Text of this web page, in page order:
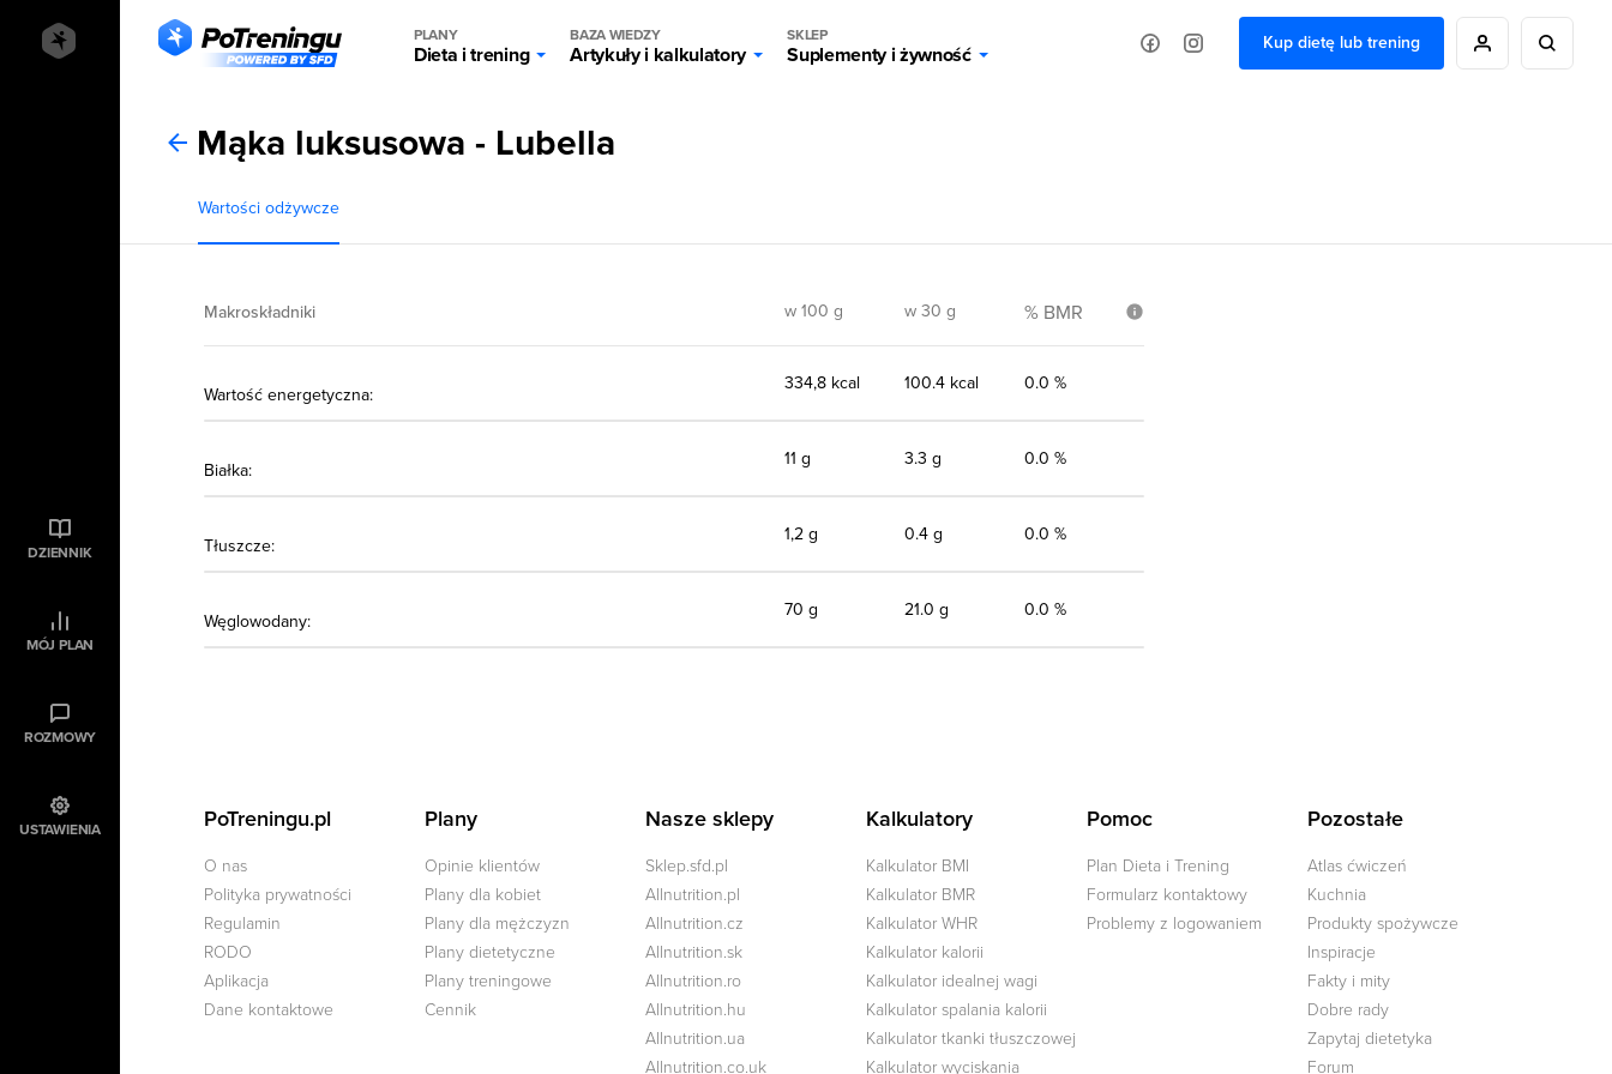
PLANY
Dieta i trening
BAZA WIEDZY
Artykuły i kalkulatory
SKLEP
Suplementy i żywność
Kup dietę lub trening
DZIENNIK
MÓJ PLAN
ROZMOWY
USTAWIENIA
Mąka luksusowa - Lubella
Wartości odżywcze
Makroskładniki w 100 g w 30 g % BMR
Wartość energetyczna:
334,8 kcal 100.4 kcal 0.0 %
Białka:
11 g 3.3 g 0.0 %
Tłuszcze:
1,2 g 0.4 g 0.0 %
Węglowodany:
70 g 21.0 g 0.0 %
PoTreningu.pl
O nas
Polityka prywatności
Regulamin
RODO
Aplikacja
Dane kontaktowe
Plany
Opinie klientów
Plany dla kobiet
Plany dla mężczyzn
Plany dietetyczne
Plany treningowe
Cennik
Nasze sklepy
Sklep.sfd.pl
Allnutrition.pl
Allnutrition.cz
Allnutrition.sk
Allnutrition.ro
Allnutrition.hu
Allnutrition.ua
Allnutrition.co.uk
Kalkulatory
Kalkulator BMI
Kalkulator BMR
Kalkulator WHR
Kalkulator kalorii
Kalkulator idealnej wagi
Kalkulator spalania kalorii
Kalkulator tkanki tłuszczowej
Kalkulator wyciskania
Pomoc
Plan Dieta i Trening
Formularz kontaktowy
Problemy z logowaniem
Pozostałe
Atlas ćwiczeń
Kuchnia
Produkty spożywcze
Inspiracje
Fakty i mity
Dobre rady
Zapytaj dietetyka
Forum